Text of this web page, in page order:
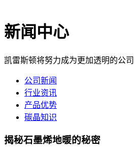
新闻中心
凯雷斯顿将努力成为更加透明的公司
公司新闻
行业资讯
产品优势
碳晶知识
揭秘石墨烯地暖的秘密